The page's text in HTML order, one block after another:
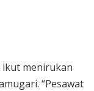
ikut menirukan
“Pesawat